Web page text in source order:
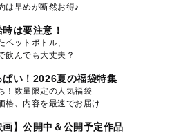
は早めが断然お得♪
は要注意！
ペットボトル、
飲んでも大丈夫？
ぱい！2026夏の福袋特集
！数量限定の人気福袋
格、内容を最速でお届け
画】公開中＆公開予定作品